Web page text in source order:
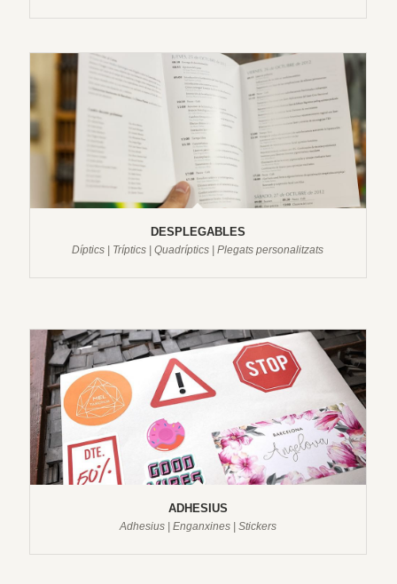
DESPLEGABLES
Díptics | Tríptics | Quadríptics | Plegats personalitzats
ADHESIUS
Adhesius | Enganxines | Stickers